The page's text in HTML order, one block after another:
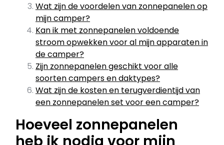
Wat zijn de voordelen van zonnepanelen op
mijn camper?
Kan ik met zonnepanelen voldoende
stroom opwekken voor al mijn apparaten in
de camper?
Zijn zonnepanelen geschikt voor alle
soorten campers en daktypes?
Wat zijn de kosten en terugverdientijd van
een zonnepanelen set voor een camper?
Hoeveel zonnepanelen